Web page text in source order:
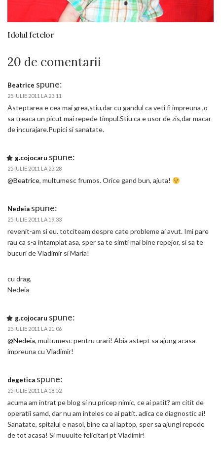
Idolul fetelor
20 de comentarii
Beatrice spune:
25 IULIE 2011 LA 23:11
Asteptarea e cea mai grea,stiu,dar cu gandul ca veti fi impreuna ,o
sa treaca un picut mai repede timpul.Stiu ca e usor de zis,dar macar
de incurajare.Pupici si sanatate.
g.cojocaru spune:
25 IULIE 2011 LA 23:28
@Beatrice, multumesc frumos. Orice gand bun, ajuta!
Nedeia spune:
25 IULIE 2011 LA 19:33
revenit-am si eu. totciteam despre cate probleme ai avut. Imi pare
rau ca s-a intamplat asa, sper sa te simti mai bine repejor, si sa te
bucuri de Vladimir si Maria!
cu drag,
Nedeia
g.cojocaru spune:
25 IULIE 2011 LA 21:06
@Nedeia, multumesc pentru urari! Abia astept sa ajung acasa
impreuna cu Vladimir!
degetica spune:
25 IULIE 2011 LA 18:52
acuma am intrat pe blog si nu pricep nimic, ce ai patit? am citit de
operatii samd, dar nu am inteles ce ai patit. adica ce diagnostic ai!
Sanatate, spitalul e nasol, bine ca ai laptop, sper sa ajungi repede
de tot acasa! Si muuulte felicitari pt Vladimir!